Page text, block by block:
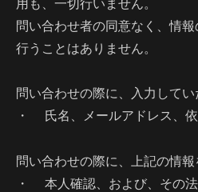
用も、一切行いません。
問い合わせ者の同意なく、情
行うことはありません。
問い合わせの際に、入力してい
・ 氏名、メールアドレス、
問い合わせの際に、上記の情
・ 本人確認、および、その